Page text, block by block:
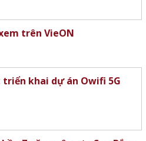
trên VieON
triển khai dự án Owifi 5G